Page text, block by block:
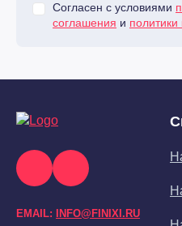
Согласен с условиями
соглашения и
EMAIL: INFO@FINIXI.RU